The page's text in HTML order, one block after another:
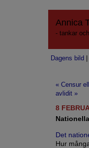
Annica
- tankar
Dagens bild
« Censur
avlidit »
8
Det
Hur